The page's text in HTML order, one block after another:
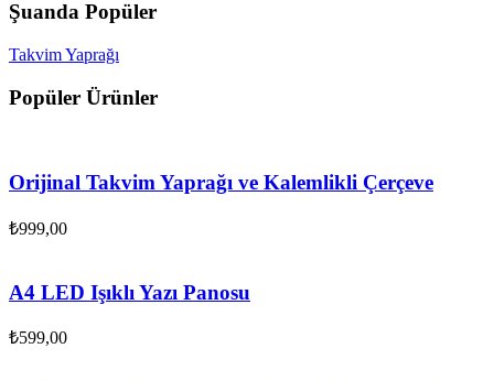
Şuanda Popüler
Takvim Yaprağı
Popüler Ürünler
Orijinal Takvim Yaprağı ve Kalemlikli Çerçeve
₺999,00
A4 LED Işıklı Yazı Panosu
₺599,00